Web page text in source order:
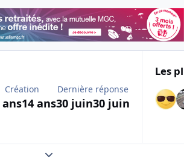
Création
ans14 ans
Dernière réponse
30 juin30 juin
Les
Expand topic overview